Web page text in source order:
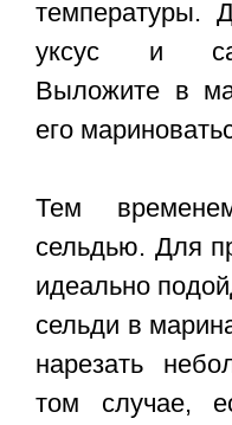
температуры.
уксус и
Выложите в
его
Тем
сельдью. Для
идеально
сельди в
нарезать
том случае,